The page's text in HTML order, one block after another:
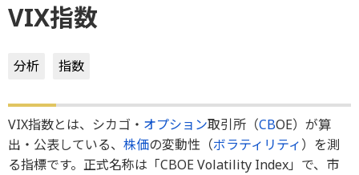
VIX指数
分析 指数
VIX指数とは、シカゴ・ オプション取引所（CBOE）が算
出・公表している、 株価の変動性（ボラティリティ）を測
る指標です。正式名称は「CBOE Volatility Index」で、市